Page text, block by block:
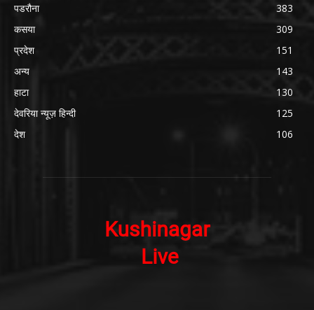
पडरौना
383
कसया
309
प्रदेश
151
अन्य
143
हाटा
130
देवरिया न्यूज़ हिन्दी
125
देश
106